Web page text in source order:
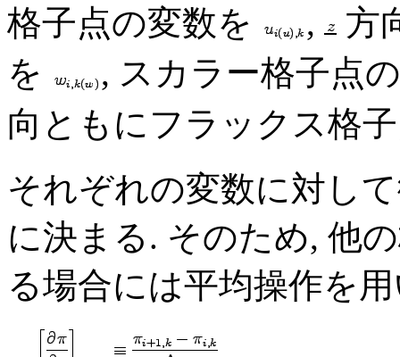
格子点の変数を
,
方
を
, スカラー格子点
向ともにフラックス格
それぞれの変数に対し
に決まる. そのため, 他
る場合には平均操作を